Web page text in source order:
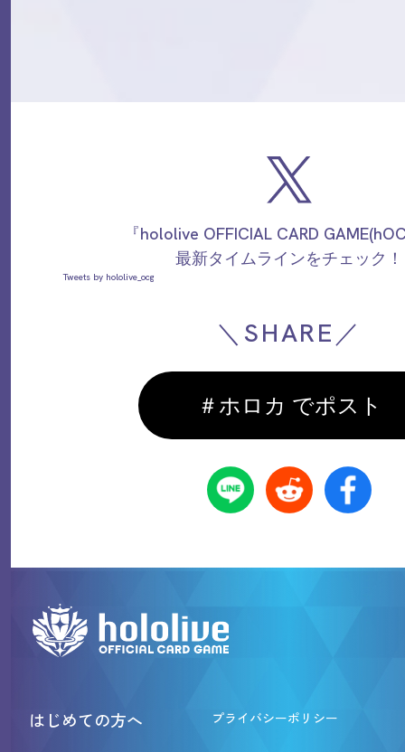
『hololive OFFICIAL CARD
最新タイムラインをチェック！
Tweets by hololive_ocg
＼SHARE／
＃ホロカ でポスト
はじめての方へ プライバシーポリシー